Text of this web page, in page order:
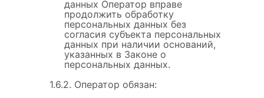
данных Оператор вправе
продолжить обработку
персональных данных без
согласия субъекта персональных
данных при наличии оснований,
указанных в Законе о
персональных данных.
1.6.2. Оператор обязан: